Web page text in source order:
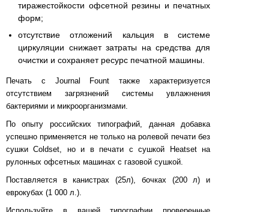
тиражестойкости офсетной резины и печатных
форм;
отсутствие отложений кальция в системе
циркуляции снижает затраты на средства для
очистки и сохраняет ресурс печатной машины.
Печать с Journal Fount также характеризуется
отсутствием загрязнений системы увлажнения
бактериями и микроорганизмами.
По опыту российских типографий, данная добавка
успешно применяется не только на ролевой печати без
сушки Coldset, но и в печати с сушкой Heatset на
рулонных офсетных машинах с газовой сушкой.
Поставляется в канистрах (25л), бочках (200 л) и
еврокубах (1 000 л.).